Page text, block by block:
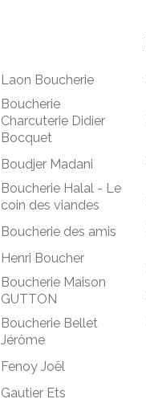
Laon Boucherie
Boucherie
Charcuterie Didier
Bocquet
Boudjer Madani
Boucherie Halal - Le
coin des viandes
Boucherie des amis
Henri Boucher
Boucherie Maison
GUTTON
Boucherie Bellet
Jérôme
Fenoy Joël
Gautier Ets